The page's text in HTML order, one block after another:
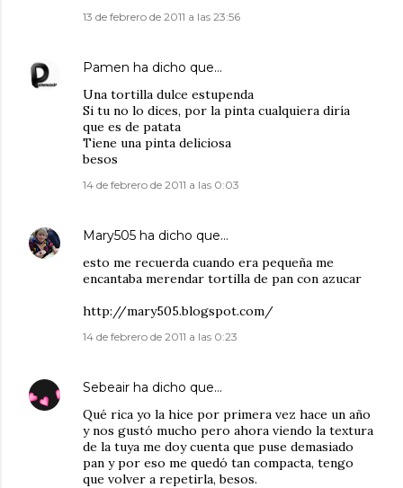
13 de febrero de 2011 a las 23:56
Pamen ha dicho que…
Una tortilla dulce estupenda
Si tu no lo dices, por la pinta cualquiera diría
que es de patata
Tiene una pinta deliciosa
besos
14 de febrero de 2011 a las 0:03
Mary505 ha dicho que…
esto me recuerda cuando era pequeña me
encantaba merendar tortilla de pan con azucar
http://mary505.blogspot.com/
14 de febrero de 2011 a las 0:23
Sebeair ha dicho que…
Qué rica yo la hice por primera vez hace un año
y nos gustó mucho pero ahora viendo la textura
de la tuya me doy cuenta que puse demasiado
pan y por eso me quedó tan compacta, tengo
que volver a repetirla, besos.